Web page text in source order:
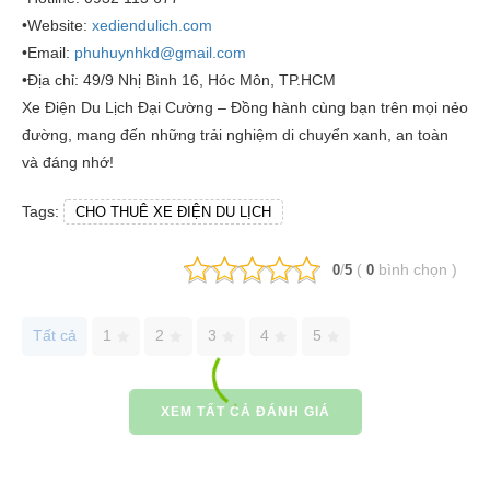
•Website: xediendulich.com
•Email: phuhuynhkd@gmail.com
•Địa chỉ: 49/9 Nhị Bình 16, Hóc Môn, TP.HCM
Xe Điện Du Lịch Đại Cường – Đồng hành cùng bạn trên mọi nẻo
đường, mang đến những trải nghiệm di chuyển xanh, an toàn
và đáng nhớ!
Tags: CHO THUÊ XE ĐIỆN DU LỊCH
0/5 ( 0 bình chọn )
Tất cả 1 2 3 4 5
XEM TẤT CẢ ĐÁNH GIÁ